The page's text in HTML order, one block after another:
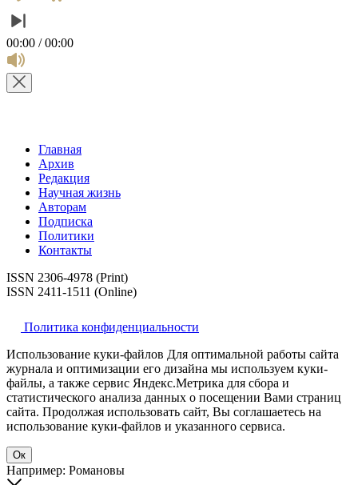
00:00 / 00:00
Главная
Архив
Редакция
Научная жизнь
Авторам
Подписка
Политики
Контакты
ISSN 2306-4978 (Print)
ISSN 2411-1511 (Online)
Политика конфиденциальности
Использование куки-файлов Для оптимальной работы сайта
журнала и оптимизации его дизайна мы используем куки-
файлы, а также сервис Яндекс.Метрика для сбора и
статистического анализа данных о посещении Вами страниц
сайта. Продолжая использовать сайт, Вы соглашаетесь на
использование куки-файлов и указанного сервиса.
Ок
Например: Романовы